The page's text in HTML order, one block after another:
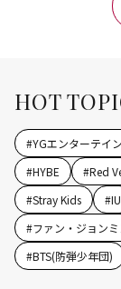
HOT
#YGエンターテイ
#HYBE #Red
#Stray Kids #IU
#ファン・ジョンミ
#BTS(防弾少年団)